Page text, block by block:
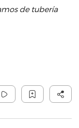
de tubería